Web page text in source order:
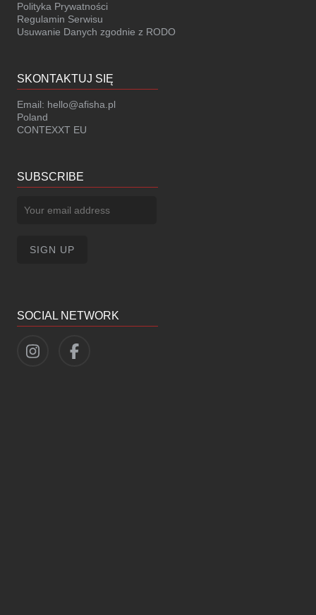
Polityka Prywatności
Regulamin Serwisu
Usuwanie Danych zgodnie z RODO
SKONTAKTUJ SIĘ
Email: hello@afisha.pl
Poland
CONTEXXT EU
SUBSCRIBE
SOCIAL NETWORK